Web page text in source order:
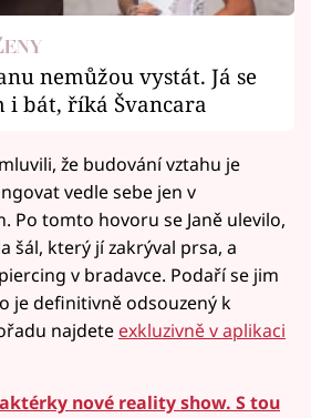
nemůžou vystát. Já se
i bát, říká Švancara
že budování vztahu je
vedle sebe jen v
Po tomto hovoru se Janě ulevilo,
šál, který jí zakrýval prsa, a
v bradavce. Podaří se jim
je definitivně odsouzený k
najdete exkluzivně v aplikaci
nové reality show. S tou